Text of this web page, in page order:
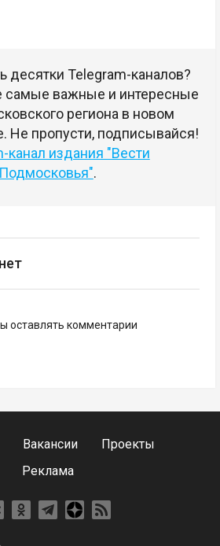
десятки Telegram-каналов?
самые важные и интересные
региона в новом
Не пропусти, подписывайся!
канал издания "Вести
Подмосковья".
оставлять комментарии
Вакансии
Проекты
Реклама